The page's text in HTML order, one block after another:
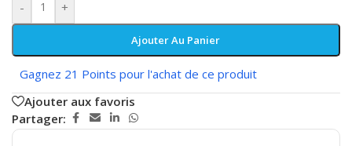
- +
Ajouter Au Panier
Gagnez 21 Points pour l'achat de ce produit
Ajouter aux favoris
Partager: